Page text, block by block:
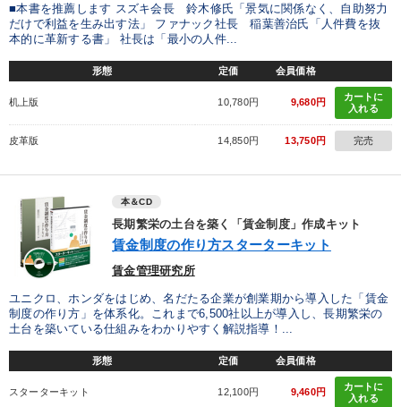
仕事のスキルと人間力を高める知恵を身につける
2025年春季全国経営者セミナー収録講演ＣＤ・講演ＤＶＤ・デジ
2026年夏季全国経営者セミナー収録講演ＣＤ・講演ＤＶＤ・デジ
タル版（音声／動画ストリーミング・ダウンロード）
【3月】音声・映像 営業・社員研修
業種
製造業 卸売・小売・飲食業 建設・不動産業
コロナ禍対策 感動講話 ベンチャー
■本書を推薦します スズキ会長 鈴木修氏「景気に関係なく、自助努力
だけで利益を生み出す法」 ファナック社長 稲葉善治氏「人件費を抜
本的に革新する書」 社長は「最小の人件...
形態 定価 会員価格
机上版 10,780円 9,680円
カートに
入れる
皮革版 14,850円 13,750円 完売
本＆CD
長期繁栄の土台を築く「賃金制度」作成キット
賃金制度の作り方スターターキット
賃金管理研究所
ユニクロ、ホンダをはじめ、名だたる企業が創業期から導入した「賃金
制度の作り方」を体系化。これまで6,500社以上が導入し、長期繁栄の
土台を築いている仕組みをわかりやすく解説指導！...
形態 定価 会員価格
スターターキット 12,100円 9,460円
カートに
入れる